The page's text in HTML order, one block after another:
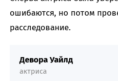
ошибаются, но потом
расследование.
Девора Уайлд
актриса